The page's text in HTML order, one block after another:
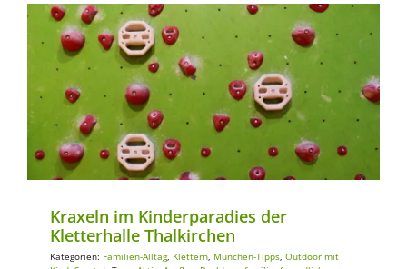
Familien-Alltag Klettern München-Tipps Outdoor mit Kind Sport
Kraxeln im Kinderparadies der
Kletterhalle Thalkirchen
Kategorien: Familien-Alltag, Klettern, München-Tipps, Outdoor mit